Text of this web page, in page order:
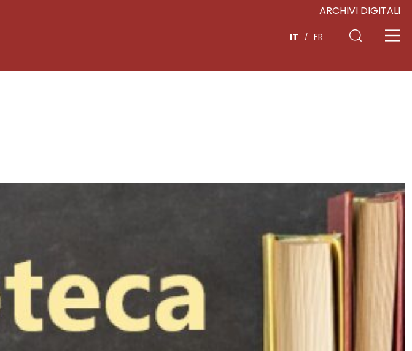
ARCHIVI DIGITALI
IT FR